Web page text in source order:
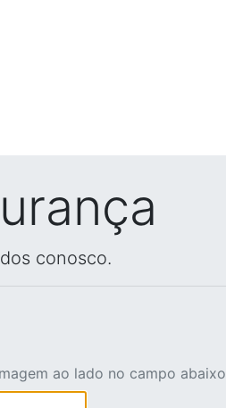
conosco.
ao lado no campo abaixo